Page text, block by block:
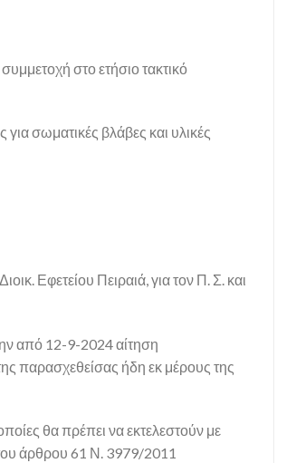
στο ετήσιο τακτικό
σωματικές βλάβες και υλικές
Εφετείου Πειραιά, για τον Π. Σ. και
από 12-9-2024 αίτηση
παρασχεθείσας ήδη εκ μέρους της
θα πρέπει να εκτελεστούν με
του άρθρου 61 Ν. 3979/2011